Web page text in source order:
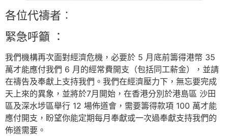
各位代禱者︰
緊急呼籲 ：
我們機構再次面對經濟危機，必要於 5 月底前籌得港幣 35
萬才能應付我們 6 月的經常費開支（包括同工薪金），並請
在禱告及奉獻上支持我們。我們在經濟壓力下，無忘要完成
天上來的異象，並將於7月開始，在香港分別於港島區 沙田
區及深水埗區舉行 12 場佈道會，需要籌得款項 100 萬才能
應付開支，盼望你能定期每月奉獻或一次過奉獻支持我們的
佈道需要。